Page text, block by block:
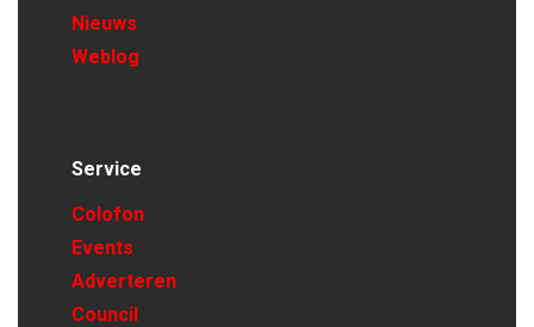
Nieuws
Weblog
Service
Colofon
Events
Adverteren
Council